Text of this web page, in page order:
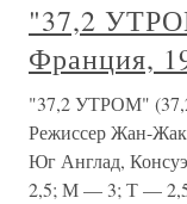
"37,2
Франция,
"37,2 УТРОМ"
Режиссер Жан-
Юг Англад,
2,5; М — 3; Т —